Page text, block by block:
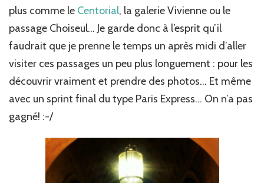
plus comme le Centorial, la galerie Vivienne ou le
passage Choiseul… Je garde donc à l’esprit qu’il
faudrait que je prenne le temps un après midi d’aller
visiter ces passages un peu plus longuement : pour les
découvrir vraiment et prendre des photos… Et même
avec un sprint final du type Paris Express… On n’a pas
gagné! :-/